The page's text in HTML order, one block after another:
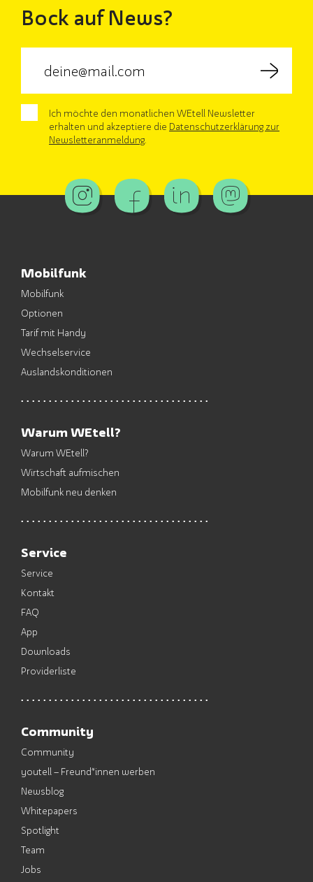
Bock auf News?
Ich möchte den monatlichen WEtell Newsletter
erhalten und akzeptiere die Datenschutzerklärung zur
Newsletteranmeldung
Mobilfunk
Mobilfunk
Optionen
Tarif mit Handy
Wechselservice
Auslandskonditionen
Warum WEtell?
Warum WEtell?
Wirtschaft aufmischen
Mobilfunk neu denken
Service
Service
Kontakt
FAQ
App
Downloads
Providerliste
Community
Community
youtell – Freund*innen werben
Newsblog
Whitepapers
Spotlight
Team
Jobs